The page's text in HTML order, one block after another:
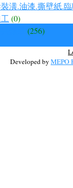
潢.油漆.撕壁紙.
(0)
(256)
Developed by MEPO